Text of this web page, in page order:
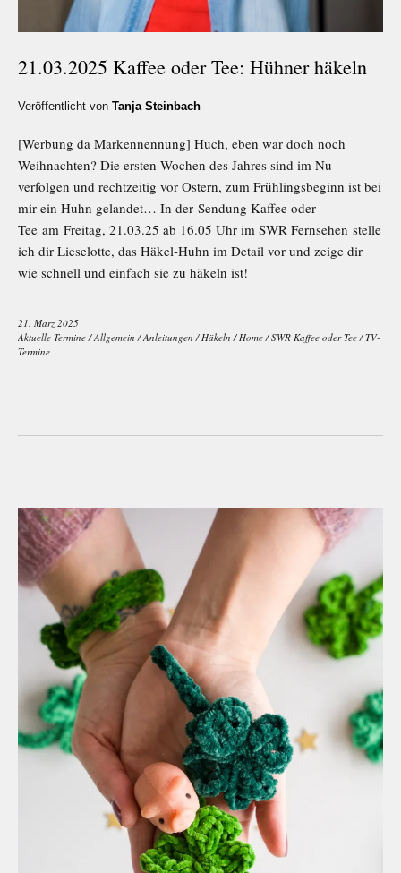
21.03.2025 Kaffee oder Tee: Hühner häkeln
Veröffentlicht von Tanja Steinbach
[Werbung da Markennennung] Huch, eben war doch noch
Weihnachten? Die ersten Wochen des Jahres sind im Nu
verfolgen und rechtzeitig vor Ostern, zum Frühlingsbeginn ist bei
mir ein Huhn gelandet… In der Sendung Kaffee oder
Tee am Freitag, 21.03.25 ab 16.05 Uhr im SWR Fernsehen stelle
ich dir Lieselotte, das Häkel-Huhn im Detail vor und zeige dir
wie schnell und einfach sie zu häkeln ist!
21. März 2025
Aktuelle Termine/Allgemein /Anleitungen /Häkeln /Home/SWR Kaffee oder Tee/TV-
Termine